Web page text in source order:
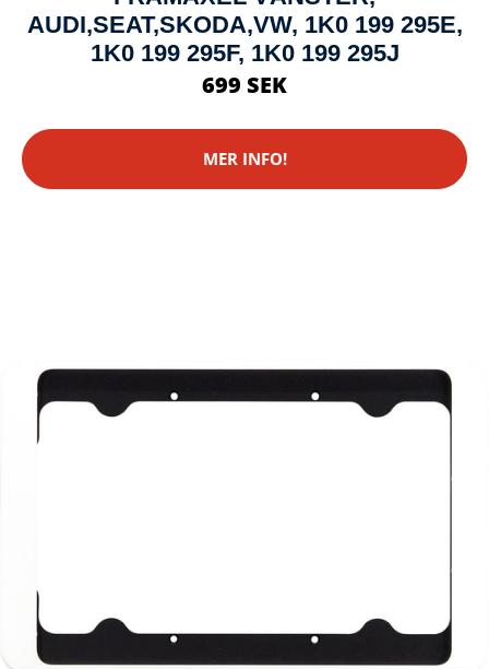
AUDI,SEAT,SKODA,VW, 1K0 199 295E,
1K0 199 295F, 1K0 199 295J
699 SEK
MER INFO!